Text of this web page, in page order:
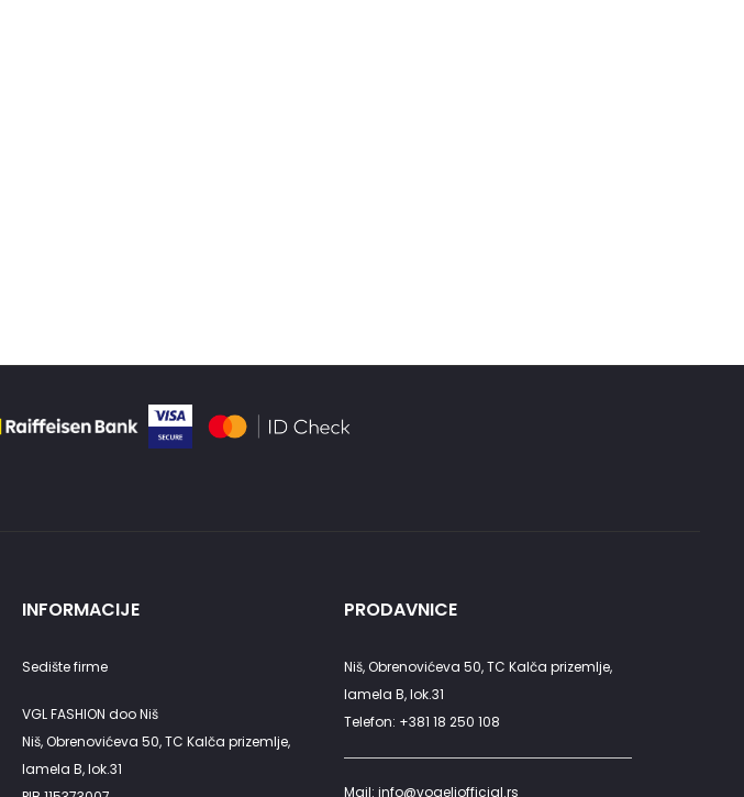
INFORMACIJE
Sedište firme
VGL FASHION doo Niš
Niš, Obrenovićeva 50, TC Kalča prizemlje,
lamela B, lok.31
PRODAVNICE
Niš, Obrenovićeva 50, TC Kalča prizemlje,
lamela B, lok.31
Telefon: +381 18 250 108
Mail: info@vogeliofficial.rs